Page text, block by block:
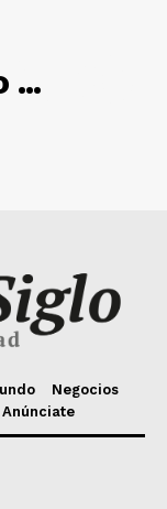
...
Negocios
Anúnciate